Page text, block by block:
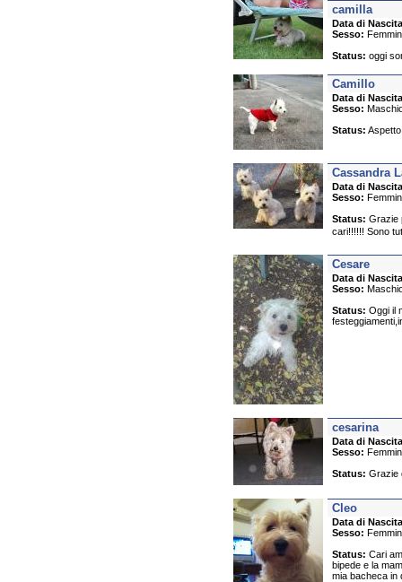
camilla
Data di
Sesso:
Status: oggi
Camillo
Data di
Sesso:
Status:
Cassandra
Data di
Sesso:
Status: Grazie
cari!!!!!! Sono
Cesare
Data di
Sesso:
Status: Oggi il
cesarina
Data di
Sesso:
Status: Grazie
Cleo
Data di
Sesso:
Status: Cari
bipede e la
mia bacheca in